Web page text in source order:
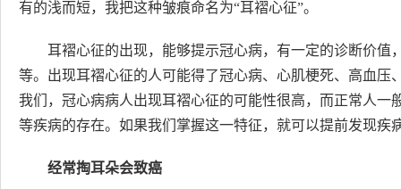
有的浅而短，我把这种皱痕命名为“耳褶心征”。
耳褶心征的出现，能够提示冠心病，有一定的诊断价值
等。出现耳褶心征的人可能得了冠心病、心肌梗死、高血
我们，冠心病病人出现耳褶心征的可能性很高，而正常人一
等疾病的存在。如果我们掌握这一特征，就可以提前发现疾
经常掏耳朵会致癌